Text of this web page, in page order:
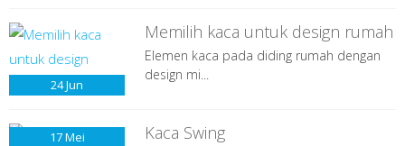
24Jun
Memilih kaca untuk design rumah
Elemen kaca pada diding rumah dengan
design mi...
17Mei Kaca Swing